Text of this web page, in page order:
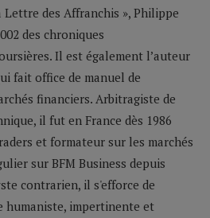
Lettre des Affranchis », Philippe
des chroniques
Il est également l’auteur
fait office de manuel de
financiers. Arbitragiste de
il fut en France dès 1986
et formateur sur les marchés
sur BFM Business depuis
contrarien, il s'efforce de
humaniste, impertinente et